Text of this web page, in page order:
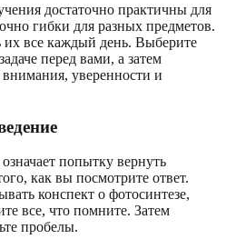
достаточно практичны для
гибки для разных предметов.
все каждый день. Выберите
перед вами, а затем
внимания, уверенности и
попытку вернуть
как вы посмотрите ответ.
конспект о фотосинтезе,
все, что помните. Затем
пробелы.